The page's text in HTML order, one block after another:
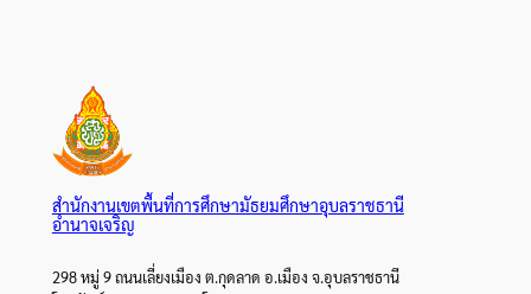
สำนักงานเขตพื้นที่การศึกษามัธยมศึกษาอุบลราชธานี
อำนาจเจริญ
298 หมู่ 9 ถนนเลี่ยงเมือง ต.กุดลาด อ.เมือง จ.อุบลราชธานี